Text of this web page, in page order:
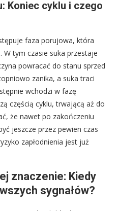
Koniec cyklu i czego
faza porujowa, która
W tym czasie suka przestaje
powracać do stanu sprzed
zanika, a suka traci
wchodzi w fazę
częścią cyklu, trwającą aż do
że nawet po zakończeniu
jeszcze przez pewien czas
zapłodnienia jest już
znaczenie: Kiedy
sygnałów?